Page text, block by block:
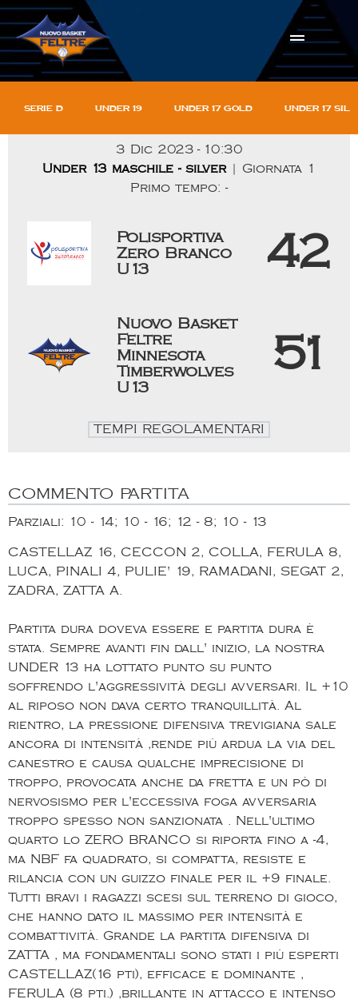
Serie D Under 19 Under 17 gold Under 17
3 Dic 2023 - 10:30
Under 13 maschile - silver
| Giornata 1
Primo tempo: -
Polisportiva
Zero Branco
U13
42
Nuovo Basket
Feltre
Minnesota
Timberwolves
U13
51
TEMPI REGOLAMENTARI
COMMENTO PARTITA
Parziali: 10 - 14; 10 - 16; 12 - 8; 10 - 13
CASTELLAZ 16, CECCON 2, COLLA, FERULA 8,
LUCA, PINALI 4, PULIE' 19, RAMADANI, SEGAT 2,
ZADRA, ZATTA A.
Partita dura doveva essere e partita dura è
stata. Sempre avanti fin dall' inizio, la nostra
UNDER 13 ha lottato punto su punto
soffrendo l'aggressività degli avversari. Il +10
al riposo non dava certo tranquillità. Al
rientro, la pressione difensiva trevigiana sale
ancora di intensità ,rende più ardua la via del
canestro e causa qualche imprecisione di
troppo, provocata anche da fretta e un pò di
nervosismo per l'eccessiva foga avversaria
troppo spesso non sanzionata . Nell'ultimo
quarto lo ZERO BRANCO si riporta fino a -4,
ma NBF fa quadrato, si compatta, resiste e
rilancia con un guizzo finale per il +9 finale.
Tutti bravi i ragazzi scesi sul terreno di gioco,
che hanno dato il massimo per intensità e
combattività. Grande la partita difensiva di
ZATTA , ma fondamentali sono stati i più esperti
CASTELLAZ(16 pti), efficace e dominante ,
FERULA (8 pti.) ,brillante in attacco e intenso